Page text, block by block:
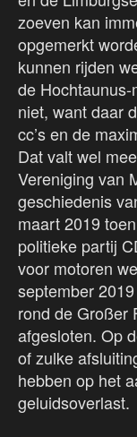
zoeven kan
opgemerkt
kunnen rijden
de
niet, want daar
cc’s en de
Dat valt wel
Vereniging van
geschiedenis
maart 2019
politieke partij
voor motoren
september
rond de Großer
afgesloten. Op
of zulke
hebben op het
geluidsoverlast.